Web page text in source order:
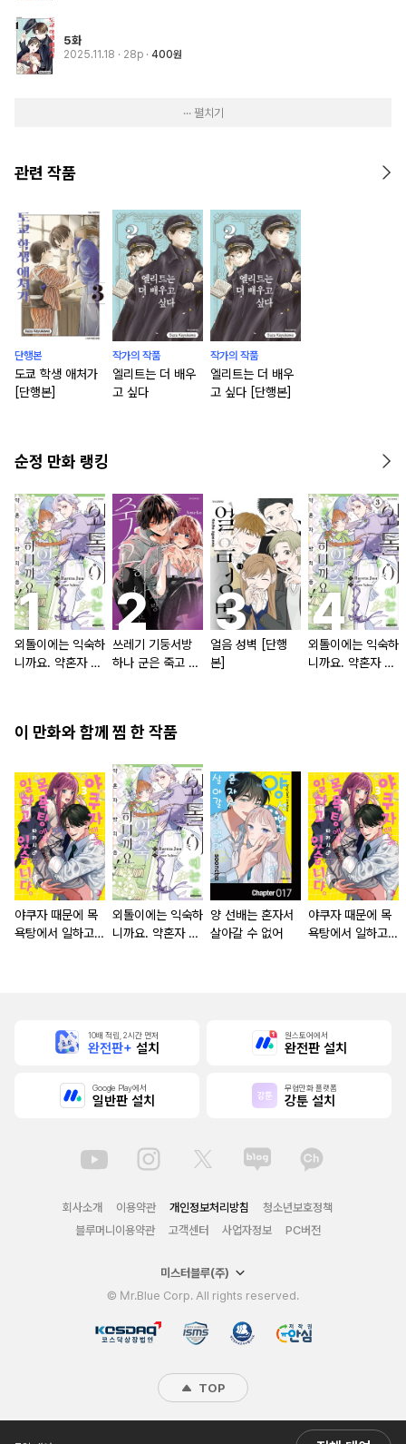
5화
2025.11.18 · 28p 400원
··· 펼치기
관련 작품
단행본
도쿄 학생 애처가
[단행본]
작가의 작품
엘리트는 더 배우
고 싶다
작가의 작품
엘리트는 더 배우
고 싶다 [단행본]
순정 만화 랭킹
외톨이에는 익숙하
니까요. 약혼자 방
쓰레기 기둥서방
하나 군은 죽고 싶
얼음 성벽 [단행
본]
외톨이에는 익숙하
니까요. 약혼자 방
이 만화와 함께 찜 한 작품
야쿠자 때문에 목
욕탕에서 일하고
외톨이에는 익숙하
니까요. 약혼자 방
양 선배는 혼자서
살아갈 수 없어
야쿠자 때문에 목
욕탕에서 일하고
10배 적립, 2시간 먼저
완전판+ 설치
원스토어에서
완전판 설치
Google Play에서
일반판 설치
무협만화 플랫폼
강툰 설치
회사소개 이용약관 개인정보처리방침
청소년보호정책
블루머니이용약관
고객센터 사업자정보 PC버전
미스터블루(주)
© Mr.Blue Corp. All rights reserved.
TOP